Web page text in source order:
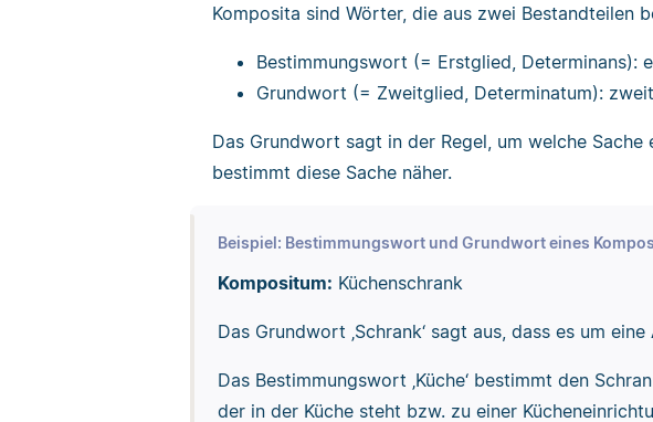
Komposita sind Wörter, die aus zwei Bestandteilen
Bestimmungswort (= Erstglied, Determinans):
Grundwort (= Zweitglied, Determinatum):
Das Grundwort sagt in der Regel, um welche
bestimmt diese Sache näher.
Beispiel: Bestimmungswort und Grundwort eines
Kompositum: Küchenschrank
Das Grundwort ‚Schrank‘ sagt aus, dass es um
Das Bestimmungswort ‚Küche‘ bestimmt den
der in der Küche steht bzw. zu einer